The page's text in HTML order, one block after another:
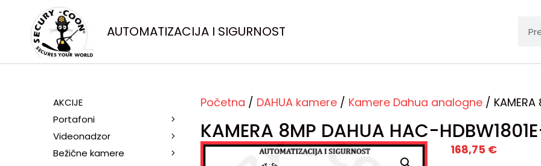
AUTOMATIZACIJA I SIGURNOST
Početna / DAHUA kamere / Kamere Dahua analogne / KAMERA
KAMERA 8MP DAHUA HAC-
168,75 €
AKCIJE
Portafoni
Videonadzor
Bežične kamere